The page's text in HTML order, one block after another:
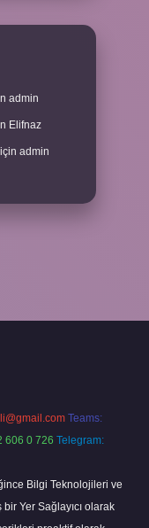
admin
Elifnaz
için admin
Teams:
606 0 726 Telegram:
Bilgi Teknolojileri ve
Yer Sağlayıcı olarak